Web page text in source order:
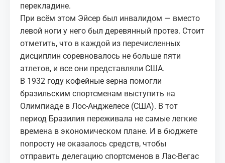
перекладине.
При всём этом Эйсер был инвалидом — вместо
левой ноги у него был деревянный протез. Стоит
отметить, что в каждой из перечисленных
дисциплин соревновалось не больше пяти
атлетов, и все они представляли США.
В 1932 году кофейные зерна помогли
бразильским спортсменам выступить на
Олимпиаде в Лос-Анджелесе (США). В тот
период Бразилия переживала не самые легкие
времена в экономическом плане. И в бюджете
попросту не оказалось средств, чтобы
отправить делегацию спортсменов в Лас-Вегас